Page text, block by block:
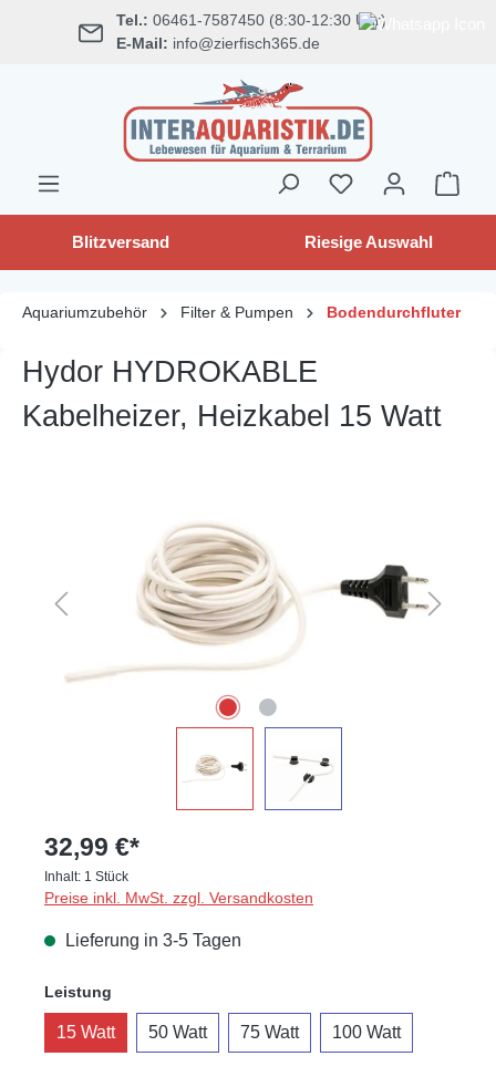
springen Tel.: 06461-7587450 (8:30-12:30 Uhr)
E-Mail: info@zierfisch365.de
Blitzversand Riesige Auswahl
Aquariumzubehör Filter & Pumpen Bodendurchfluter
Hydor HYDROKABLE
Kabelheizer, Heizkabel 15 Watt
32,99 €*
Inhalt: 1 Stück
Preise inkl. MwSt. zzgl. Versandkosten
Lieferung in 3-5 Tagen
Leistung
15 Watt 50 Watt 75 Watt 100 Watt